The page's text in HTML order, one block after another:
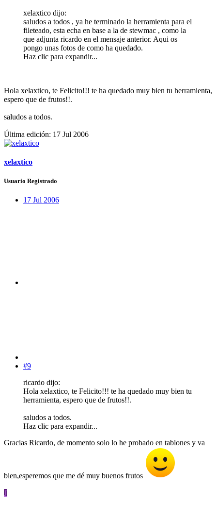
xelaxtico dijo:
saludos a todos , ya he terminado la herramienta para el
fileteado, esta echa en base a la de stewmac , como la
que adjunta ricardo en el mensaje anterior. Aqui os
pongo unas fotos de como ha quedado.
Haz clic para expandir...
Hola xelaxtico, te Felicito!!! te ha quedado muy bien tu herramienta,
espero que de frutos!!.
saludos a todos.
Última edición: 17 Jul 2006
xelaxtico
Usuario Registrado
17 Jul 2006
#9
ricardo dijo:
Hola xelaxtico, te Felicito!!! te ha quedado muy bien tu
herramienta, espero que de frutos!!.
saludos a todos.
Haz clic para expandir...
Gracias Ricardo, de momento solo lo he probado en tablones y va
bien,esperemos que me dé muy buenos frutos
J